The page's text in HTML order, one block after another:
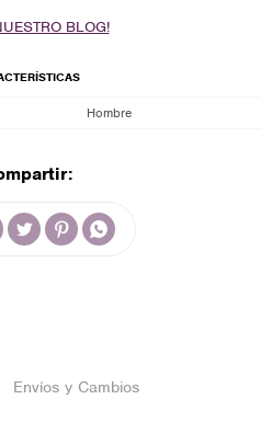
BLOG!
Hombre
  
Envíos y Cambios